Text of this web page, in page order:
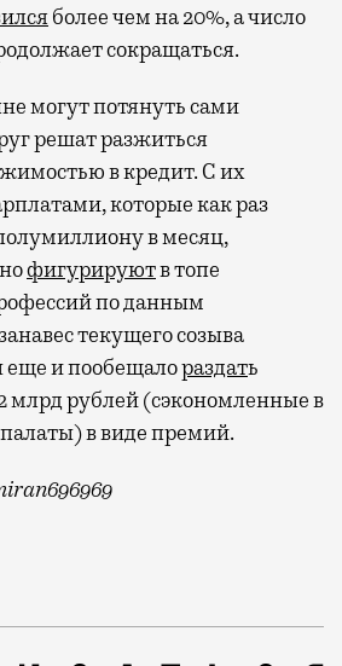
более чем на 20%, а число
сокращаться.
могут потянуть сами
решат разжиться
в кредит. С их
которые как раз
в месяц,
фигурируютв топе
по данным
текущего созыва
еще и пообещалораздать
млрд рублей (сэкономленные в
в виде премий.
из интервью народного